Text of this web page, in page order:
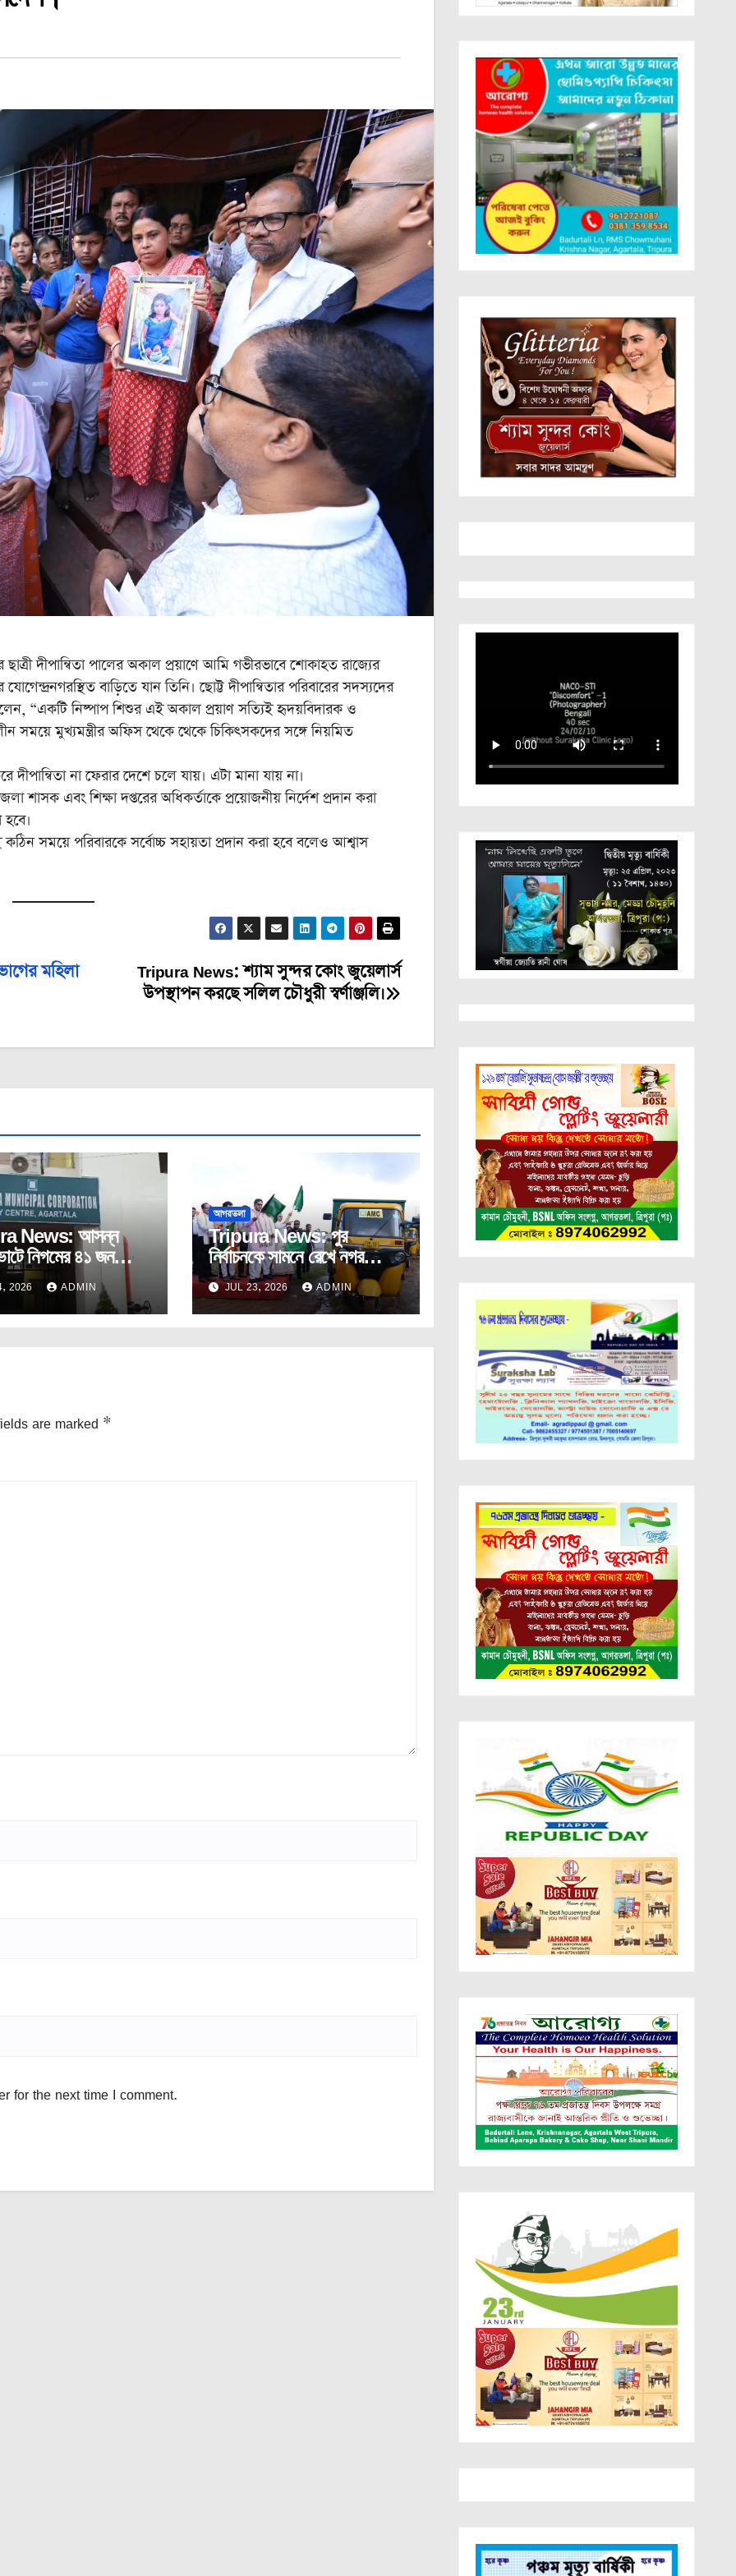
দীপান্বিতা পালের অকাল প্রয়াণে আমি গভীরভাবে শোকাহত রাজ্যের
যোগেন্দ্রনগরস্থিত বাড়িতে যান তিনি। ছোট্ট দীপান্বিতার পরিবারের সদস্যদের
“একটি নিষ্পাপ শিশুর এই অকাল প্রয়াণ সত্যিই হৃদয়বিদারক ও
সময়ে মুখ্যমন্ত্রীর অফিস থেকে থেকে চিকিৎসকদের সঙ্গে নিয়মিত
দীপান্বিতা না ফেরার দেশে চলে যায়। এটা মানা যায় না।
শাসক এবং শিক্ষা দপ্তরের অধিকর্তাকে প্রয়োজনীয় নির্দেশ প্রদান করা
হবে।
সময়ে পরিবারকে সর্বোচ্চ সহায়তা প্রদান করা হবে বলেও আশ্বাস
Tripura News: শ্যাম সুন্দর কোং জুয়েলার্স
উপস্থাপন করছে সলিল চৌধুরী স্বর্ণাঞ্জলি।
মহিলা
News: আসন্ন
নিগমের ৪১ জন
টিকিট দেবে না
2026 ADMIN
আগরতলা
Tripura News: পুর
নির্বাচনকে সামনে রেখে নগর
উন্নয়নে একাধিক জনমুখী প্রকল্পের
উদ্বোধন।
JUL 23, 2026 ADMIN
are marked *
for the next time I comment.